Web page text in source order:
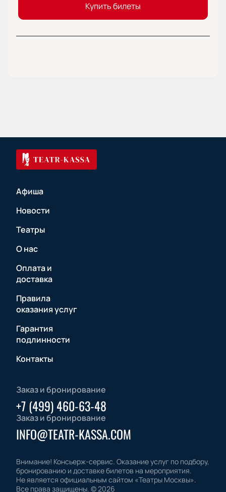
Купить билеты
Афиша
Новости
Театры
О нас
Оплата и
доставка
Правила
оказания услуг
Гарантия
подлинности
Контакты
Заказ и бронирование
+7 (499) 460-63-48
Заказ и бронирование
INFO@TEATR-KASSA.COM
Внимание! Консьерж-сервис. Оказание услуг по подбору,
бронированию и доставке билетов на мероприятия.
Не является официальным сайтом «Театры Москвы».
Все права защищены. ©2026